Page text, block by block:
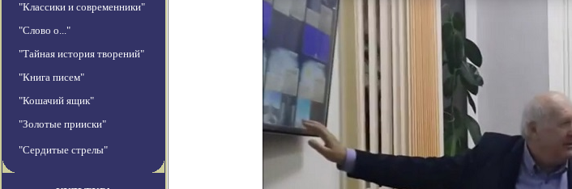
"Классики и современники"
"Слово о..."
"Тайная история творений"
"Книга писем"
"Кошачий ящик"
"Золотые прииски"
"Сердитые стрелы"